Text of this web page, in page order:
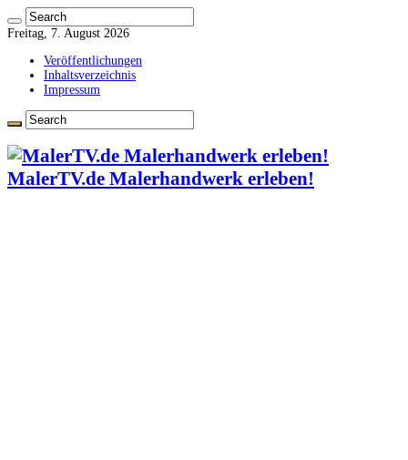
Freitag, 7. August 2026
Veröffentlichungen
Inhaltsverzeichnis
Impressum
MalerTV.de Malerhandwerk erleben!